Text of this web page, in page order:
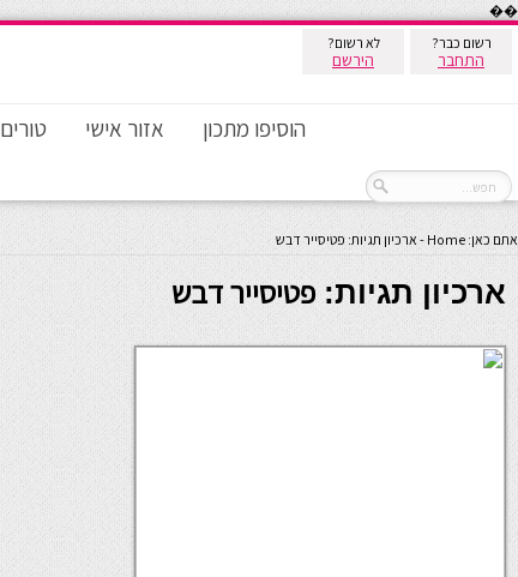
��
רשום כבר?
התחבר
לא רשום?
הירשם
הוסיפו מתכון אזור אישי
אתם כאן: Home
- ארכיון תגיות: פטיסייר דבש
ארכיון תגיות:פטיסייר דבש